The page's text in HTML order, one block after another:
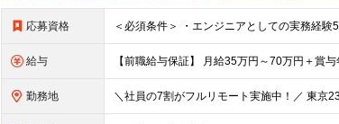
応募資格
給与
勤務地